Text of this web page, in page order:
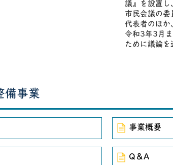
議』を設置し
市民会議の委
代表者のほか
令和3年3月
ために議論を
備事業
事業概要
Q＆A